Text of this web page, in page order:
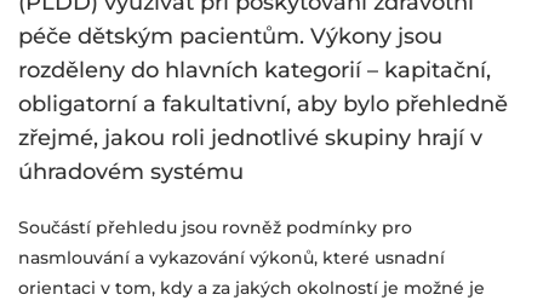
péče dětským pacientům. Výkony jsou
rozděleny do hlavních kategorií – kapitační,
obligatorní a fakultativní, aby bylo přehledně
zřejmé, jakou roli jednotlivé skupiny hrají v
úhradovém systému
Součástí přehledu jsou rovněž podmínky pro
nasmlouvání a vykazování výkonů, které usnadní
orientaci v tom, kdy a za jakých okolností je možné je